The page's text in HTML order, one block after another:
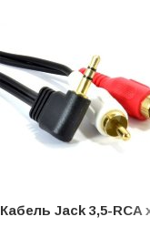
Кабель Jack 3,5-RCA x